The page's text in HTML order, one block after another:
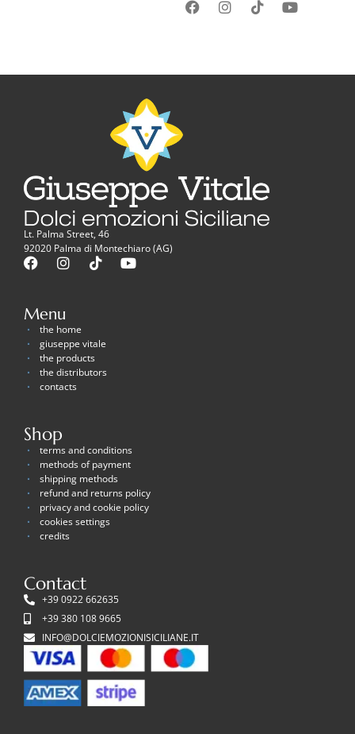
Lt. Palma Street, 46
92020 Palma di Montechiaro (AG)
Menu
the home
giuseppe vitale
the products
the distributors
contacts
Shop
terms and conditions
methods of payment
shipping methods
refund and returns policy
privacy and cookie policy
cookies settings
credits
Contact
+39 0922 662635
+39 380 108 9665
INFO@DOLCIEMOZIONISICILIANE.IT